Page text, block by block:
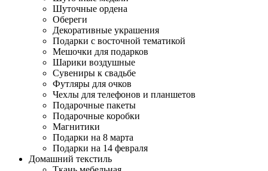
Шуточные ордена
Обереги
Декоративные украшения
Подарки с восточной тематикой
Мешочки для подарков
Шарики воздушные
Сувениры к свадьбе
Футляры для очков
Чехлы для телефонов и планшетов
Подарочные пакеты
Подарочные коробки
Магнитики
Подарки на 8 марта
Подарки на 14 февраля
Домашний текстиль